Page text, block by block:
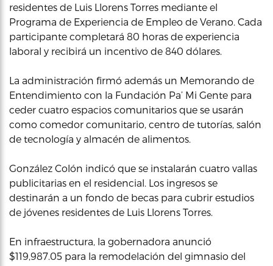
residentes de Luis Llorens Torres mediante el
Programa de Experiencia de Empleo de Verano. Cada
participante completará 80 horas de experiencia
laboral y recibirá un incentivo de 840 dólares.
La administración firmó además un Memorando de
Entendimiento con la Fundación Pa’ Mi Gente para
ceder cuatro espacios comunitarios que se usarán
como comedor comunitario, centro de tutorías, salón
de tecnología y almacén de alimentos.
González Colón indicó que se instalarán cuatro vallas
publicitarias en el residencial. Los ingresos se
destinarán a un fondo de becas para cubrir estudios
de jóvenes residentes de Luis Llorens Torres.
En infraestructura, la gobernadora anunció
$119,987.05 para la remodelación del gimnasio del